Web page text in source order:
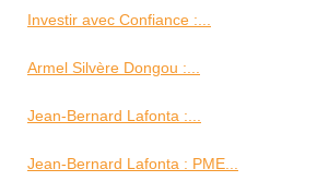
Investir avec Confiance :...
Armel Silvère Dongou :...
Jean-Bernard Lafonta :...
Jean-Bernard Lafonta : PME...